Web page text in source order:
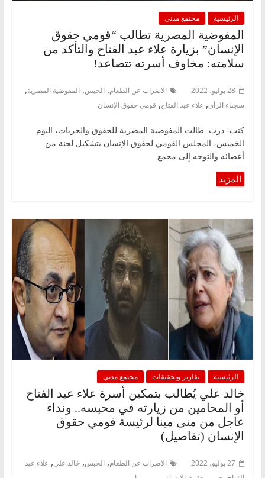
الرئيسية مجتمع مدني
المفوضية المصرية تطالب “قومي حقوق
الإنسان” بزيارة علاء عبد الفتاح والتأكد من
سلامته: مخاوف أسرته تتصاعد!
28 يوليو، 2022 الاضراب عن الطعام, الحبس, المفوضية المصرية,
سجناء الرأي, علاء عبد الفتاح, قومي حقوق الإنسان
كتب- درب طالت المفوضية المصرية للحقوق والحريات، اليوم
الخميس، المجلس القومي لحقوق الإنسان بتشكيل لجنة من
أعضائه والتوجه إلى مجمع
الرئيسية تقارير وتحقيقات مجتمع مدني
خالد علي يُطالب بتمكين أسرة علاء عبد الفتاح
أو المحامين من زيارته في محبسه.. ونداء
عاجل من منى مينا لرئيسة قومي حقوق
الإنسان (تفاصيل)
27 يوليو، 2022 الاضراب عن الطعام, الحبس, خالد علي, علاء عبد